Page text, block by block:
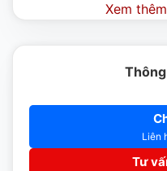
Xem
Liên
Tư